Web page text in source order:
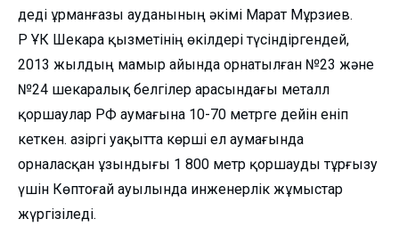
деді Құрманғазы ауданының әкімі Марат Мұрзиев.
ҚР ҰҚК Шекара қызметінің өкілдері түсіндіргендей,
2013 жылдың мамыр айында орнатылған №23 және
№24 шекаралық белгілер арасындағы металл
қоршаулар РФ аумағына 10-70 метрге дейін еніп
кеткен. Қазіргі уақытта көрші ел аумағында
орналасқан ұзындығы 1 800 метр қоршауды тұрғызу
үшін Көптоғай ауылында инженерлік жұмыстар
жүргізіледі.